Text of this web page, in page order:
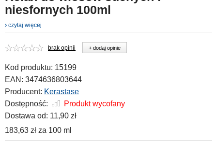
niesfornych 100ml
czytaj więcej
brak opinii + dodaj opinie
Kod produktu: 15199
EAN: 3474636803644
Producent: Kerastase
Dostępność:
Produkt wycofany
Dostawa od: 11,90 zł
183,63 zł za 100 ml